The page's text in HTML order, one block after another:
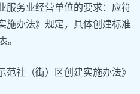
服务业经营单位的要求：应符
施办法》规定，具体创建标准
。
社（街）区创建实施办法》